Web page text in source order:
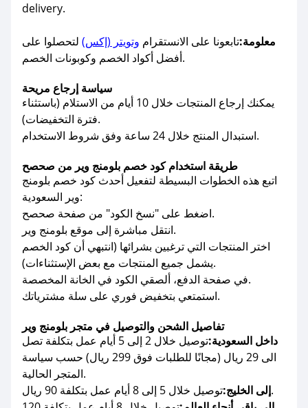
delivery.
معلومة:تابعونا على الانستقرام وتويتر (إكس) لتحصلوا على
أفضل أكواد الخصم وكوبونات الخصم.
سياسة إرجاع مريحة
يمكنك إرجاع المنتجات خلال 10 أيام من الاستلام (باستثناء
فترة التخفيضات).
استبدال المنتج خلال 24 ساعة وفق شروط الاستخدام.
طريقة استخدام كود خصم بلومنج وير من صحصح
اتبع هذه الخطوات البسيطة لتفعيل أحدث كود خصم بلومنج
وير السعودية:
اضغط على "نسخ الكود" من صفحة صحصح.
انتقل مباشرة إلى موقع بلومنج وير.
اختر المنتجات التي ترغبين بشرائها (انتبهي أن كود الخصم
يشمل جميع المنتجات مع بعض الإستثناءات).
في صفحة الدفع، ألصقي الكود في الخانة المخصصة.
استمتعي بتخفيض فوري على سلة مشترياتك.
تفاصيل الشحن والتوصيل في متجر بلومنج وير
داخل السعودية:
توصيل خلال 2 إلى 5 أيام عمل بتكلفة تصل
الى 29 ريال (مجانًا للطلبات فوق 299 ريال) حسب سياسة
المتجر الحالية.
إلى الخليج:توصيل خلال 5 إلى 8 أيام عمل بتكلفة 90 ريال.